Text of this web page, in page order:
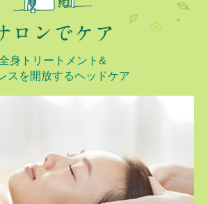
身トリートメント&
スを開放するヘッドケア